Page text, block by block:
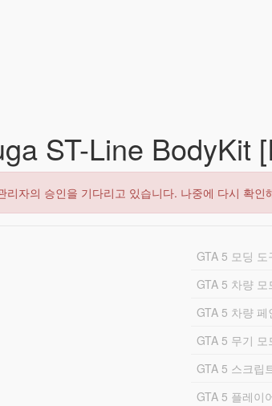
ST-Line BodyKit
리자의 승인을 기다리고 있습니다. 나중에 다시 확인
GTA 5 모딩 도
GTA 5 차량 모
GTA 5 차량 페
GTA 5 무기 모
GTA 5 스크립
GTA 5 플레이